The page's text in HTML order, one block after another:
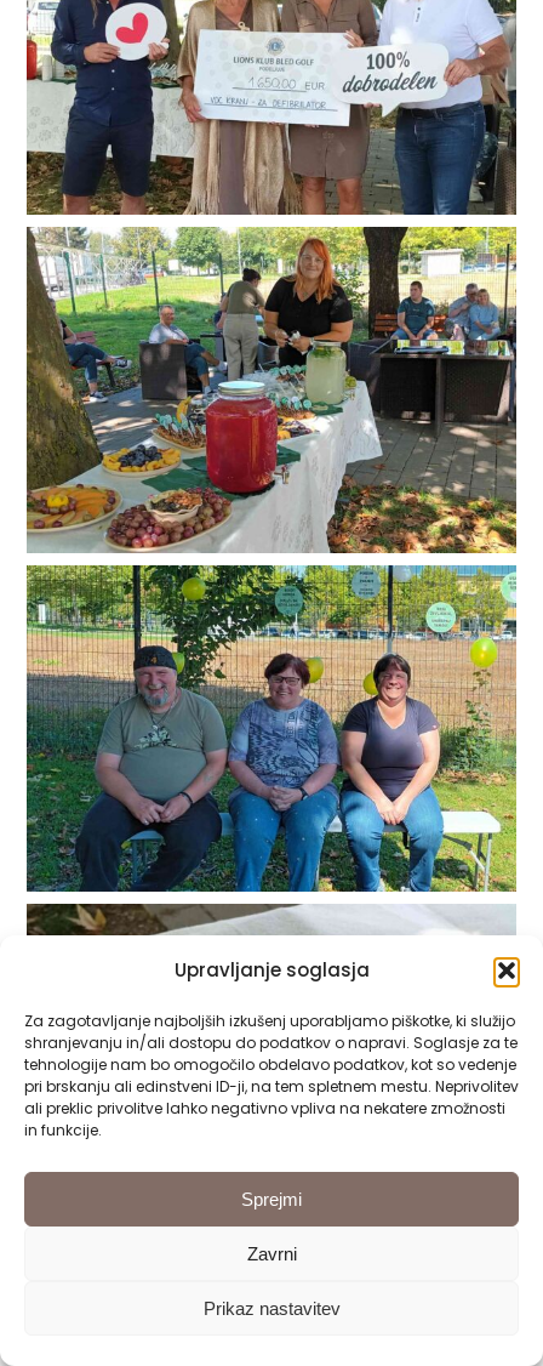
Upravljanje soglasja
Za zagotavljanje najboljših izkušenj uporabljamo piškotke, ki služijo
shranjevanju in/ali dostopu do podatkov o napravi. Soglasje za te
tehnologije nam bo omogočilo obdelavo podatkov, kot so vedenje
pri brskanju ali edinstveni ID-ji, na tem spletnem mestu. Neprivolitev
ali preklic privolitve lahko negativno vpliva na nekatere zmožnosti
in funkcije.
Sprejmi
Zavrni
Prikaz nastavitev